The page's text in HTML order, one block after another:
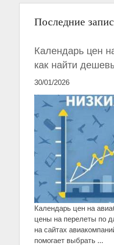
Последние
Календарь цен
как найти
30/01/2026
Календарь цен на
цены на перелеты по
на сайтах
помогает выбрать ...